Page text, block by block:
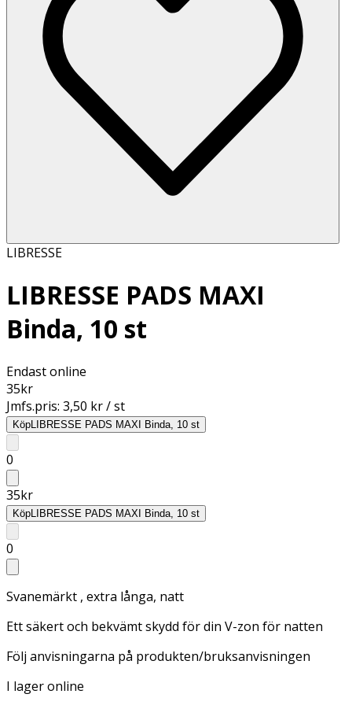
LIBRESSE
LIBRESSE PADS MAXI
Binda, 10 st
Endast online
35kr
Jmfs.pris: 3,50 kr / st
KöpLIBRESSE PADS MAXI Binda, 10 st
0
35kr
KöpLIBRESSE PADS MAXI Binda, 10 st
0
Svanemärkt , extra långa, natt
Ett säkert och bekvämt skydd för din V-zon för natten
Följ anvisningarna på produkten/bruksanvisningen
I lager online